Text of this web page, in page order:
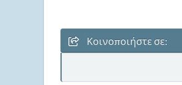
Κοινοποιήστε σε: